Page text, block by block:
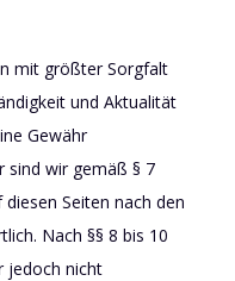
mit größter Sorgfalt
und Aktualität
Gewähr
sind wir gemäß § 7
Seiten nach den
Nach §§ 8 bis 10
jedoch nicht